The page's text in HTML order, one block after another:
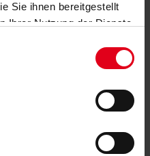
Sie ihnen bereitgestellt
Ihrer Nutzung der Dienste